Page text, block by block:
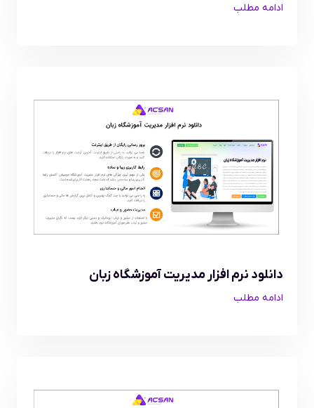
ادامه مطلب
دانلود نرم افزار مدیریت آموزشگاه زبان
ادامه مطلب